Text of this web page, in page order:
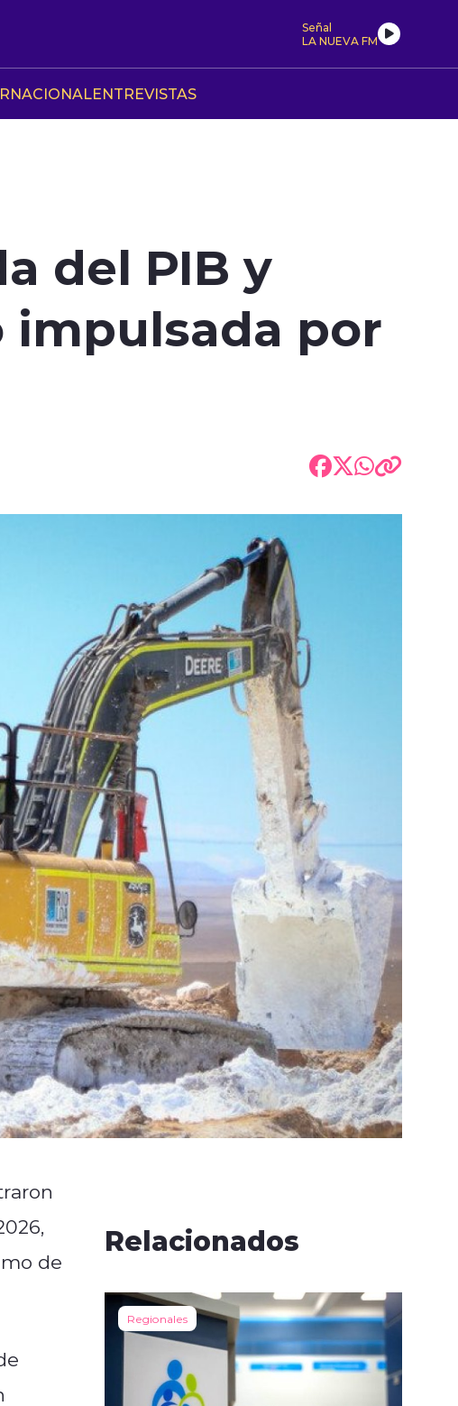
Señal
LA NUEVA FM
ENTREVISTAS
del PIB y
por
de
Relacionados
Regionales